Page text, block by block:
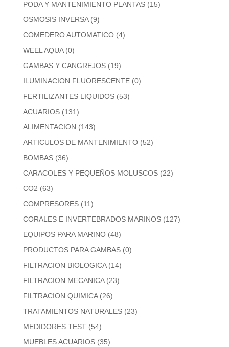
PODA Y MANTENIMIENTO PLANTAS (15)
OSMOSIS INVERSA (9)
COMEDERO AUTOMATICO (4)
WEEL AQUA (0)
GAMBAS Y CANGREJOS (19)
ILUMINACION FLUORESCENTE (0)
FERTILIZANTES LIQUIDOS (53)
ACUARIOS (131)
ALIMENTACION (143)
ARTICULOS DE MANTENIMIENTO (52)
BOMBAS (36)
CARACOLES Y PEQUEÑOS MOLUSCOS (22)
CO2 (63)
COMPRESORES (11)
CORALES E INVERTEBRADOS MARINOS (127)
EQUIPOS PARA MARINO (48)
PRODUCTOS PARA GAMBAS (0)
FILTRACION BIOLOGICA (14)
FILTRACION MECANICA (23)
FILTRACION QUIMICA (26)
TRATAMIENTOS NATURALES (23)
MEDIDORES TEST (54)
MUEBLES ACUARIOS (35)